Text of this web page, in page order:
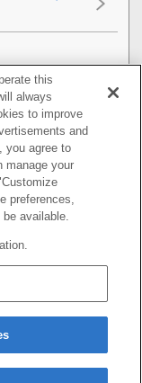
終わるには）
this
always
to improve
and
you agree to
manage your
preferences,
available.